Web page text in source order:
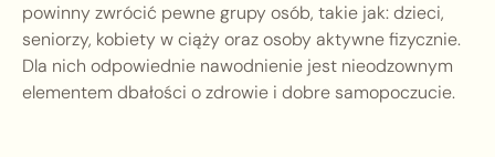
powinny zwrócić pewne grupy osób, takie jak: dzieci,
seniorzy, kobiety w ciąży oraz osoby aktywne fizycznie.
Dla nich odpowiednie nawodnienie jest nieodzownym
elementem dbałości o zdrowie i dobre samopoczucie.